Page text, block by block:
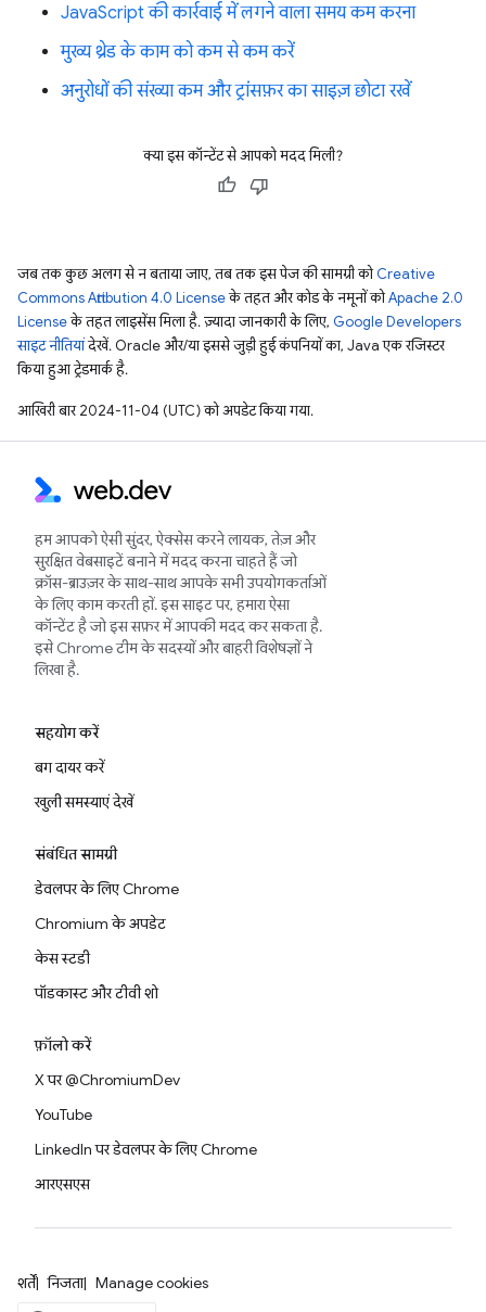
JavaScript की कार्रवाई में लगने वाला समय कम करना
मुख्य थ्रेड के काम को कम से कम करें
अनुरोधों की संख्या कम और ट्रांसफ़र का साइज़ छोटा रखें
क्या इस कॉन्टेंट से आपको मदद मिली?
जब तक कुछ अलग से न बताया जाए, तब तक इस पेज की सामग्री कोCreative
Commons Attribution 4.0 Licenseके तहत और कोड के नमूनों कोApache 2.0
Licenseके तहत लाइसेंस मिला है. ज़्यादा जानकारी के लिए, Google Developers
साइट नीतियांदेखें. Oracle और/या इससे जुड़ी हुई कंपनियों का, Java एक रजिस्टर
किया हुआ ट्रेडमार्क है.
आखिरी बार 2024-11-04 (UTC) को अपडेट किया गया.
हम आपको ऐसी सुंदर, ऐक्सेस करने लायक, तेज़ और
सुरक्षित वेबसाइटें बनाने में मदद करना चाहते हैं जो
क्रॉस-ब्राउज़र के साथ-साथ आपके सभी उपयोगकर्ताओं
के लिए काम करती हों. इस साइट पर, हमारा ऐसा
कॉन्टेंट है जो इस सफ़र में आपकी मदद कर सकता है.
इसे Chrome टीम के सदस्यों और बाहरी विशेषज्ञों ने
लिखा है.
सहयोग करें
बग दायर करें
खुली समस्याएं देखें
संबंधित सामग्री
डेवलपर के लिए Chrome
Chromium के अपडेट
केस स्टडी
पॉडकास्ट और टीवी शो
फ़ॉलो करें
X पर @ChromiumDev
YouTube
LinkedIn पर डेवलपर के लिए Chrome
आरएसएस
शर्तें निजता Manage cookies